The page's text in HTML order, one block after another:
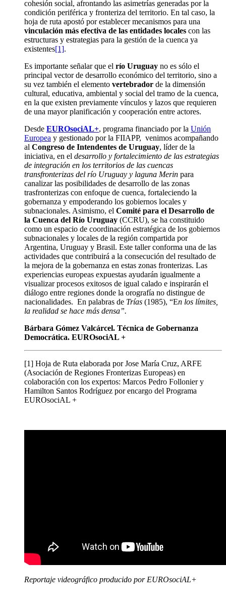
cohesión social, afrontando las asimetrías generadas por la
condición periférica y fronteriza del territorio. En tal caso, la
hoja de ruta apostó por establecer mecanismos para una
vinculación más efectiva de las entidades locales con las
estructuras y estrategias para la gestión de la cuenca ya
existentes[1].
Es importante señalar que el río Uruguay no es sólo el
principal vector de desarrollo económico del territorio, sino a
su vez también el elemento vertebrador de la dimensión
cultural, educativa, ambiental y social del tramo de la cuenca,
en la que existen previamente vínculos y lazos que requieren
de una mayor planificación y cooperación entre actores.
Desde EUROsociAL+, programa financiado por la Unión
Europea y gestionado por la FIIAPP, venimos acompañando
al Congreso de Intendentes de Uruguay, líder de la
iniciativa, en el desarrollo y fortalecimiento de las estrategias
de integración en los territorios de las cuencas
transfronterizas del río Uruguay y laguna Merin para
canalizar las posibilidades de desarrollo de las zonas
trasfronterizas con enfoque de cuenca, fortaleciendo la
gobernanza y empoderando los gobiernos locales y
subnacionales. Asimismo, el Comité para el Desarrollo de
la Cuenca del Río Uruguay (CCRU), se ha constituido
como un espacio de coordinación estratégica de los gobiernos
subnacionales y locales de la región compartida por
Argentina, Uruguay y Brasil. Este taller conforma una de las
actividades que contribuirá a la consecución del resultado de
la mejora de la gobernanza en estas zonas fronterizas. Las
experiencias europeas expuestas ayudarán igualmente a
visualizar procesos exitosos de igual calado e inspirarán el
diálogo entre regiones donde la orografía no distingue de
nacionalidades. En palabras de Trías (1985), “En los límites,
la realidad se hace más densa”.
Bárbara Gómez Valcárcel. Técnica de Gobernanza
Democrática. EUROsociAL +
[1] Hoja de Ruta elaborada por Jose María Cruz, ARFE
(Asociación de Regiones Fronterizas Europeas) en
colaboración con los expertos: Marcos Pedro Follonier y
Hamilton Santos Rodríguez por encargo del Programa
EUROsociAL +
Reportaje videográfico producido por EUROsociAL+